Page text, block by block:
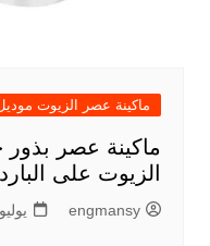
ماكينة عصر الزيوت موديل 811 ماركة المهندس
ماكينة عصر بذور
الزيوت على
engmansy يوليو 4, 2021